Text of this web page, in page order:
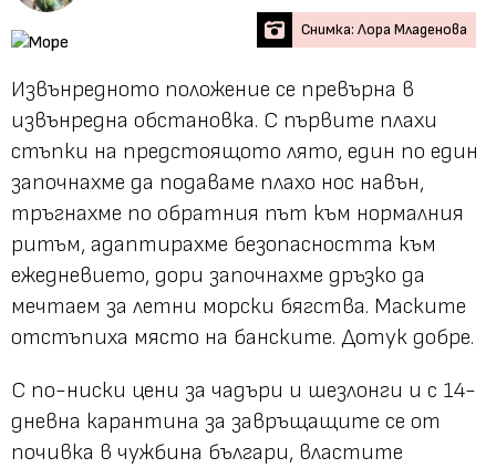
Снимка: Лора Младенова
Извънредното положение се превърна в
извънредна обстановка. С първите плахи
стъпки на предстоящото лято, един по един
започнахме да подаваме плахо нос навън,
тръгнахме по обратния път към нормалния
ритъм, адаптирахме безопасността към
ежедневието, дори започнахме дръзко да
мечтаем за летни морски бягства. Маските
отстъпиха място на банските. Дотук добре.
С по-ниски цени за чадъри и шезлонги и с 14-
дневна карантина за завръщащите се от
почивка в чужбина българи, властите